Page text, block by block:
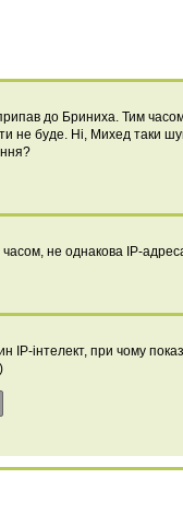
до Бриниха. Тим
не буде. Ні, Михед таки
часом, не однакова IP-
IP-інтелект, при чому